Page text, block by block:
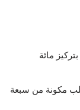
مائة
مكونة من سبعة